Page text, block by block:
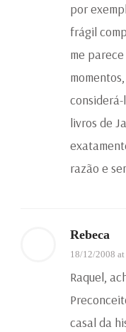
por
frágil
me
livros de
razão e
Rebeca
18/12/2008
Raquel,
casal da